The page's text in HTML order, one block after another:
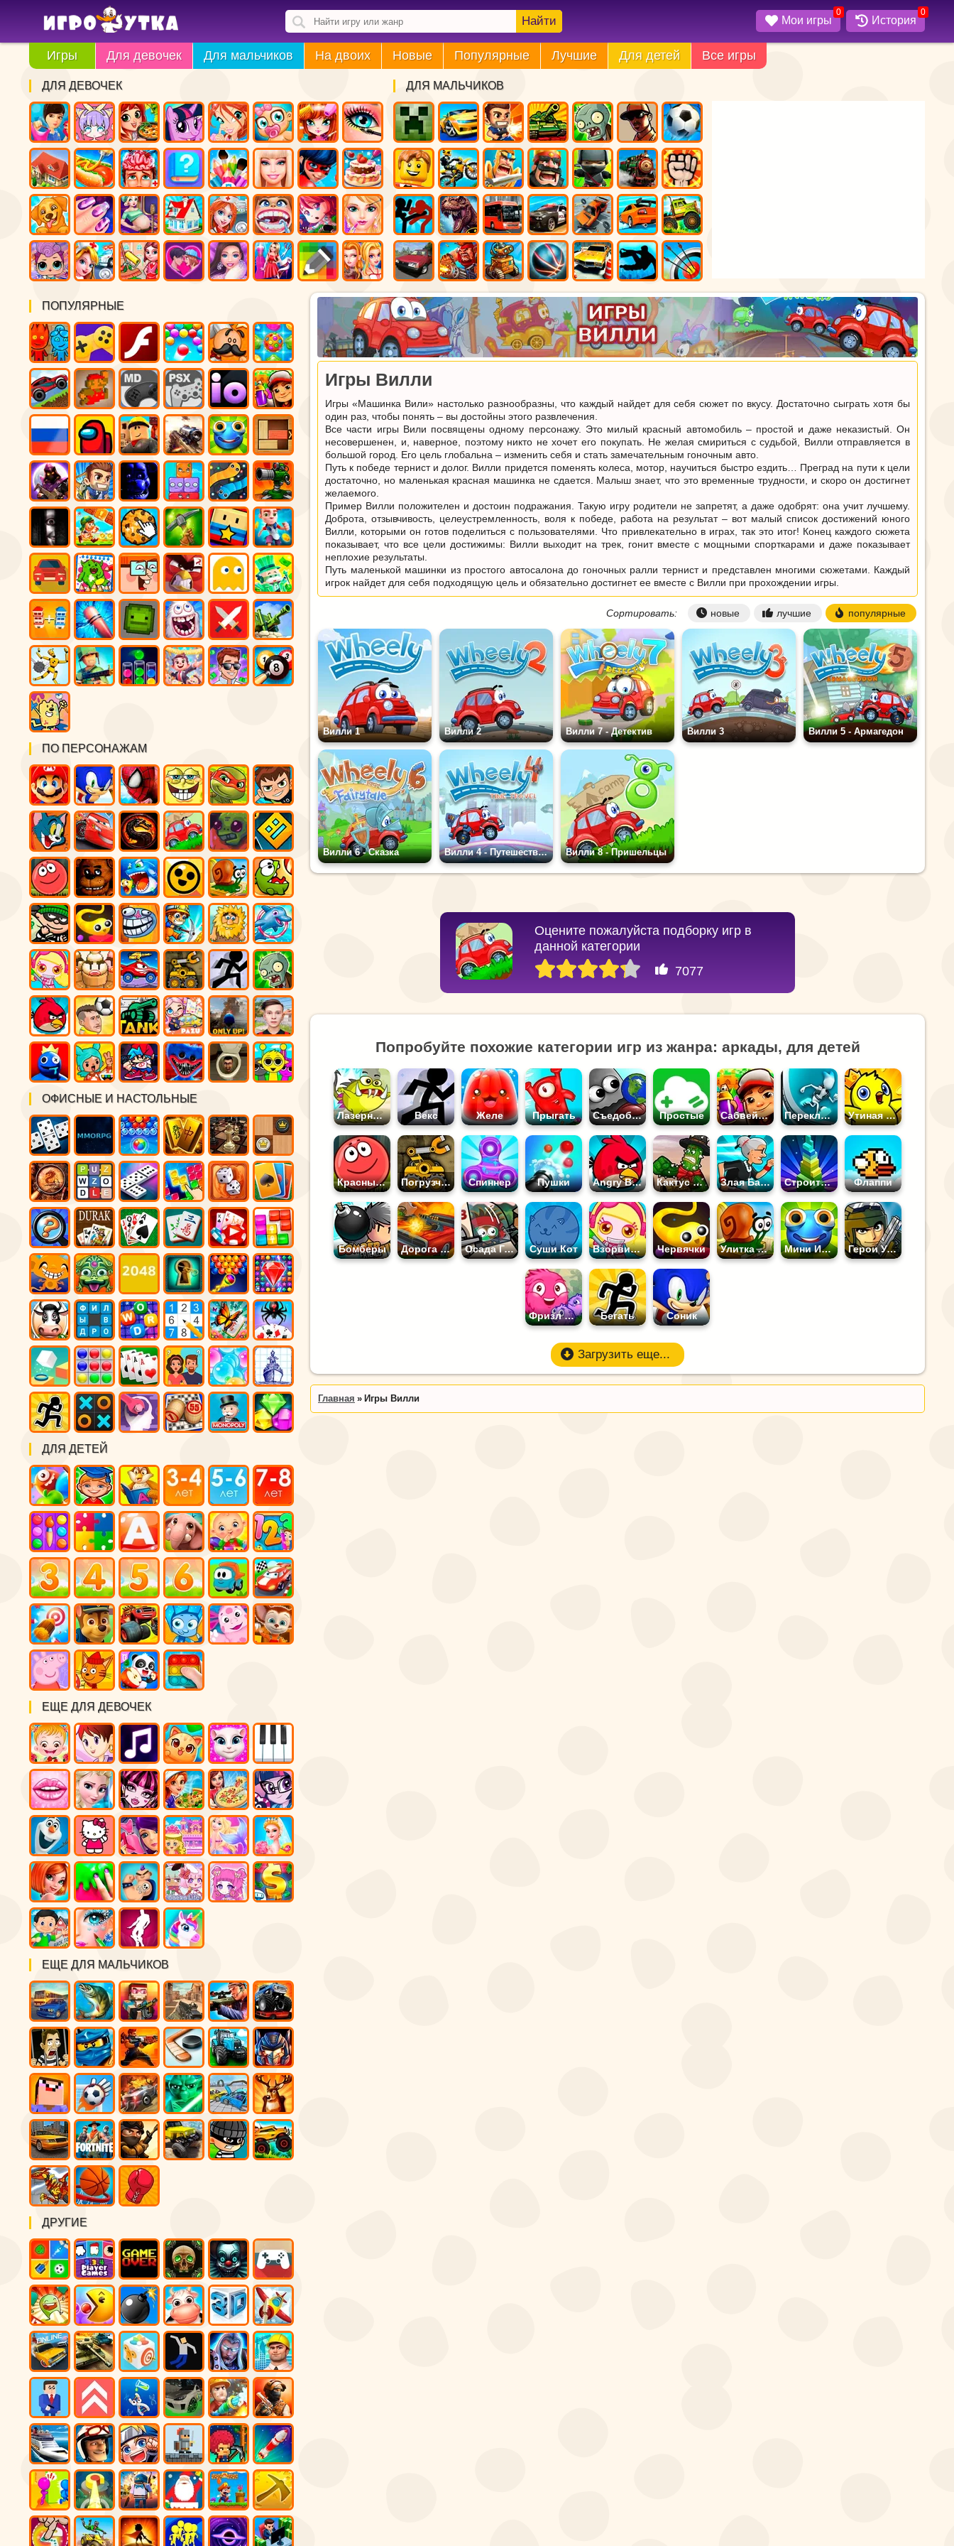
Найти Мои игры
0
История
0
Игры Для девочек Для мальчиков На двоих Новые Популярные Лучшие Для детей Все игры
ДЛЯ МАЛЬЧИКОВ
ДЛЯ ДЕВОЧЕК
ПОПУЛЯРНЫЕ
ПО ПЕРСОНАЖАМ
ОФИСНЫЕ И НАСТОЛЬНЫЕ
ДЛЯ ДЕТЕЙ
ЕЩЕ ДЛЯ ДЕВОЧЕК
ЕЩЕ ДЛЯ МАЛЬЧИКОВ
ДРУГИЕ
Игры Вилли
Игры «Машинка Вили» настолько разнообразны, что каждый найдет для себя сюжет по вкусу. Достаточно сыграть хотя бы
один раз, чтобы понять – вы достойны этого развлечения.
Все части игры Вили посвящены одному персонажу. Это милый красный автомобиль – простой и даже неказистый. Он
несовершенен, и, наверное, поэтому никто не хочет его покупать. Не желая смириться с судьбой, Вилли отправляется в
большой город. Его цель глобальна – изменить себя и стать замечательным гоночным авто.
Путь к победе тернист и долог. Вилли придется поменять колеса, мотор, научиться быстро ездить… Преград на пути к цели
достаточно, но маленькая красная машинка не сдается. Малыш знает, что это временные трудности, и скоро он достигнет
желаемого.
Пример Вилли положителен и достоин подражания. Такую игру родители не запретят, а даже одобрят: она учит лучшему.
Доброта, отзывчивость, целеустремленность, воля к победе, работа на результат – вот малый список достижений юного
Вилли, которыми он готов поделиться с пользователями. Что привлекательно в играх, так это итог! Конец каждого сюжета
показывает, что все цели достижимы: Вилли выходит на трек, гонит вместе с мощными спорткарами и даже показывает
неплохие результаты.
Путь маленькой машинки из простого автосалона до гоночных ралли тернист и представлен многими сюжетами. Каждый
игрок найдет для себя подходящую цель и обязательно достигнет ее вместе с Вилли при прохождении игры.
Сортировать: новые лучшие популярные
Вилли 1 Вилли 2 Вилли 7 - Детектив Вилли 3 Вилли 5 - Армагедон
Вилли 6 - Сказка Вилли 4 - Путешествие во времени Вилли 8 - Пришельцы
Оцените пожалуйста подборку игр в
данной категории
7077
Попробуйте похожие категории игр из жанра: аркады, для детей
Лазерная Пушка Векс Желе Прыгать Съедобная Планета Простые Сабвей Серф Переключай Утиная Жизнь
Красный Шар Погрузчик Спиннер Пушки Angry Birds Кактус МакКой Злая Бабка Строить Башни Флаппи
Бомберы Дорога Ярости Осада Города Суши Кот Взорви Это Червячки Улитка Боб Мини Игры Герои Ударного Отряда
Фризл Фраз Бегать Соник
Загрузить еще...
Главная Игры Вилли